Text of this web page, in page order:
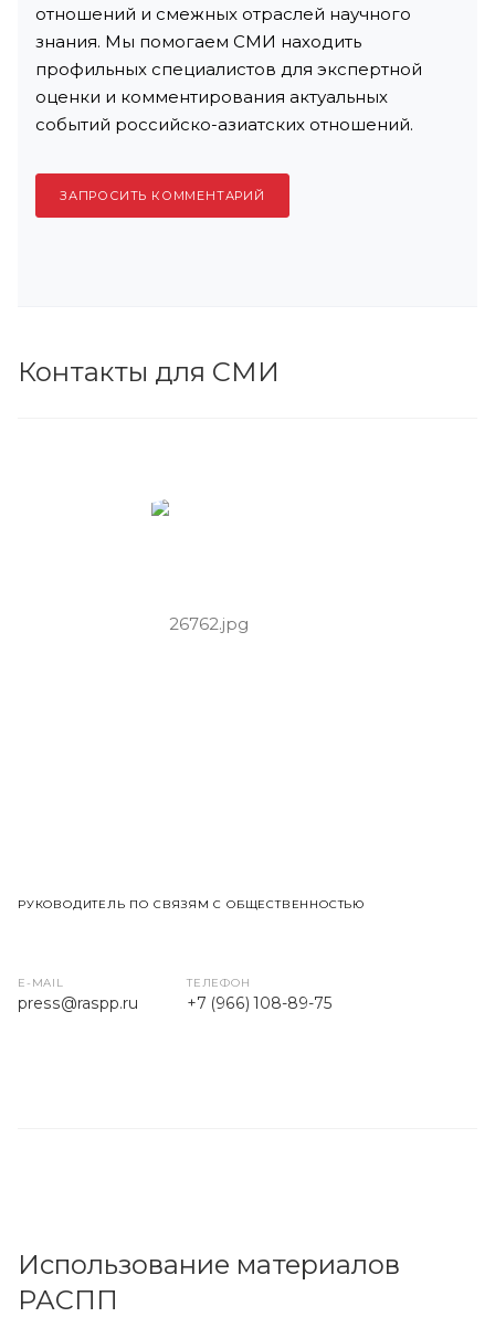
отношений и смежных отраслей научного
знания. Мы помогаем СМИ находить
профильных специалистов для экспертной
оценки и комментирования актуальных
событий российско-азиатских отношений.
ЗАПРОСИТЬ КОММЕНТАРИЙ
Контакты для СМИ
РУКОВОДИТЕЛЬ ПО СВЯЗЯМ С ОБЩЕСТВЕННОСТЬЮ
E-MAIL
press@raspp.ru
ТЕЛЕФОН
+7 (966) 108-89-75
Использование материалов
РАСПП